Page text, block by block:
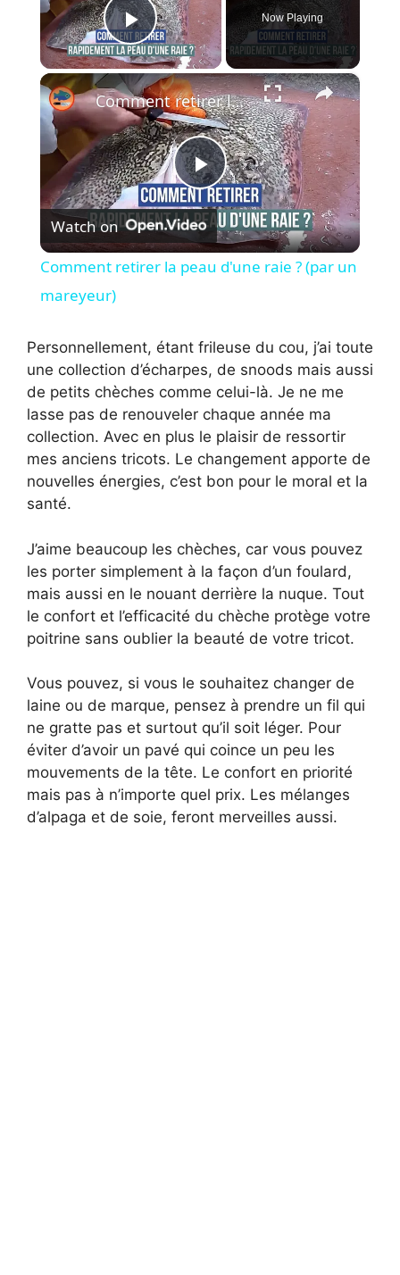
Play Video
Now Playing
×
P
l
y
V
i
e
o
Comment retirer la peau d'une raie ? (par un mareyeur)
Watch on
Comment retirer la peau d'une raie ? (par un
mareyeur)
Personnellement, étant frileuse du cou, j’ai toute
une collection d’écharpes, de snoods mais aussi
de petits chèches comme celui-là. Je ne me
lasse pas de renouveler chaque année ma
collection. Avec en plus le plaisir de ressortir
mes anciens tricots. Le changement apporte de
nouvelles énergies, c’est bon pour le moral et la
santé.
J’aime beaucoup les chèches, car vous pouvez
les porter simplement à la façon d’un foulard,
mais aussi en le nouant derrière la nuque. Tout
le confort et l’efficacité du chèche protège votre
poitrine sans oublier la beauté de votre tricot.
Vous pouvez, si vous le souhaitez changer de
laine ou de marque, pensez à prendre un fil qui
ne gratte pas et surtout qu’il soit léger. Pour
éviter d’avoir un pavé qui coince un peu les
mouvements de la tête. Le confort en priorité
mais pas à n’importe quel prix. Les mélanges
d’alpaga et de soie, feront merveilles aussi.